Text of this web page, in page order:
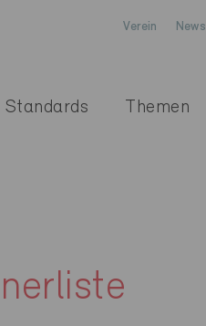
Verein News
Standards Themen